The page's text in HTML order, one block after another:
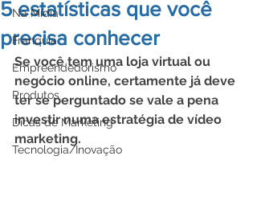
Na Mídia
Franquia
Empreendedorismo
Produtos
Dicas de Marketing
Tecnologia/Inovação
5 estatísticas que você
precisa conhecer
Se você tem uma loja virtual ou
negócio online, certamente já deve
ter se perguntado se vale a pena
investir numa estratégia de vídeo
marketing.